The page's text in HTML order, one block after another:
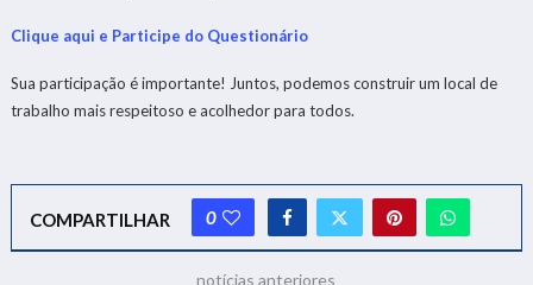
Clique aqui e Participe do Questionário
Sua participação é importante! Juntos, podemos construir um local de
trabalho mais respeitoso e acolhedor para todos.
COMPARTILHAR 0
notícias anteriores